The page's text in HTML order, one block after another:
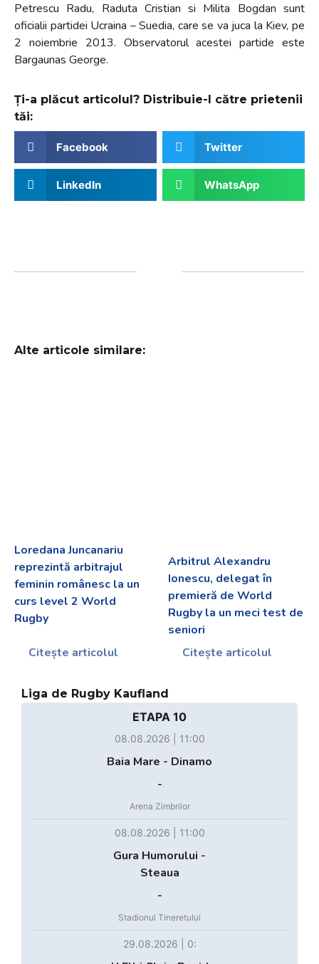
Petrescu Radu, Raduta Cristian si Milita Bogdan sunt
oficialii partidei Ucraina – Suedia, care se va juca la Kiev, pe
2 noiembrie 2013. Observatorul acestei partide este
Bargaunas George.
Ți-a plăcut articolul? Distribuie-l către prietenii
tăi:
Facebook Twitter
LinkedIn WhatsApp
Alte articole similare:
Loredana Juncanariu
reprezintă arbitrajul
feminin românesc la un
curs level 2 World
Rugby
Citește articolul
Arbitrul Alexandru
Ionescu, delegat în
premieră de World
Rugby la un meci test de
seniori
Citește articolul
Liga de Rugby Kaufland
ETAPA 10
08.08.2026 | 11:00
Baia Mare - Dinamo
-
Arena Zimbrilor
08.08.2026 | 11:00
Gura Humorului -
Steaua
-
Stadionul Tineretului
29.08.2026 | 0: